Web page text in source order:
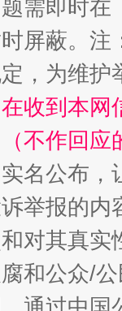
需即时在
屏蔽。
，为维
在收到本网
不作回应
名公布
举报的
对其真实
腐和公众/